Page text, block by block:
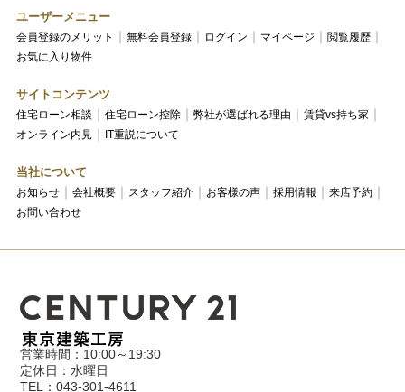
ユーザーメニュー
会員登録のメリット 無料会員登録 ログイン マイページ
閲覧履歴
お気に入り物件
サイトコンテンツ
住宅ローン相談 住宅ローン控除 弊社が選ばれる理由
賃貸vs持ち家
オンライン内見
IT重説について
当社について
お知らせ 会社概要 スタッフ紹介 お客様の声 採用情報
来店予約
お問い合わせ
営業時間：10:00～19:30
定休日：水曜日
TEL：043-301-4611